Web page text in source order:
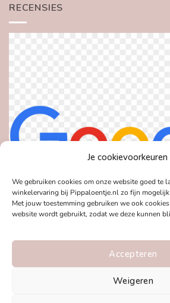
Je cookievoorkeuren
We gebruiken cookies om onze website goed te
winkelervaring bij Pippaloentje.nl zo fijn mogelijk
Met jouw toestemming gebruiken we ook
website wordt gebruikt, zodat we deze kunnen
Accepteren
Weigeren
RECENSIES